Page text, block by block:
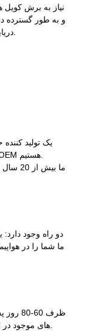
نیاز به برش
و به طور گسترده
ما
دو راه وجود دارد:
ما شما را در
ظرف